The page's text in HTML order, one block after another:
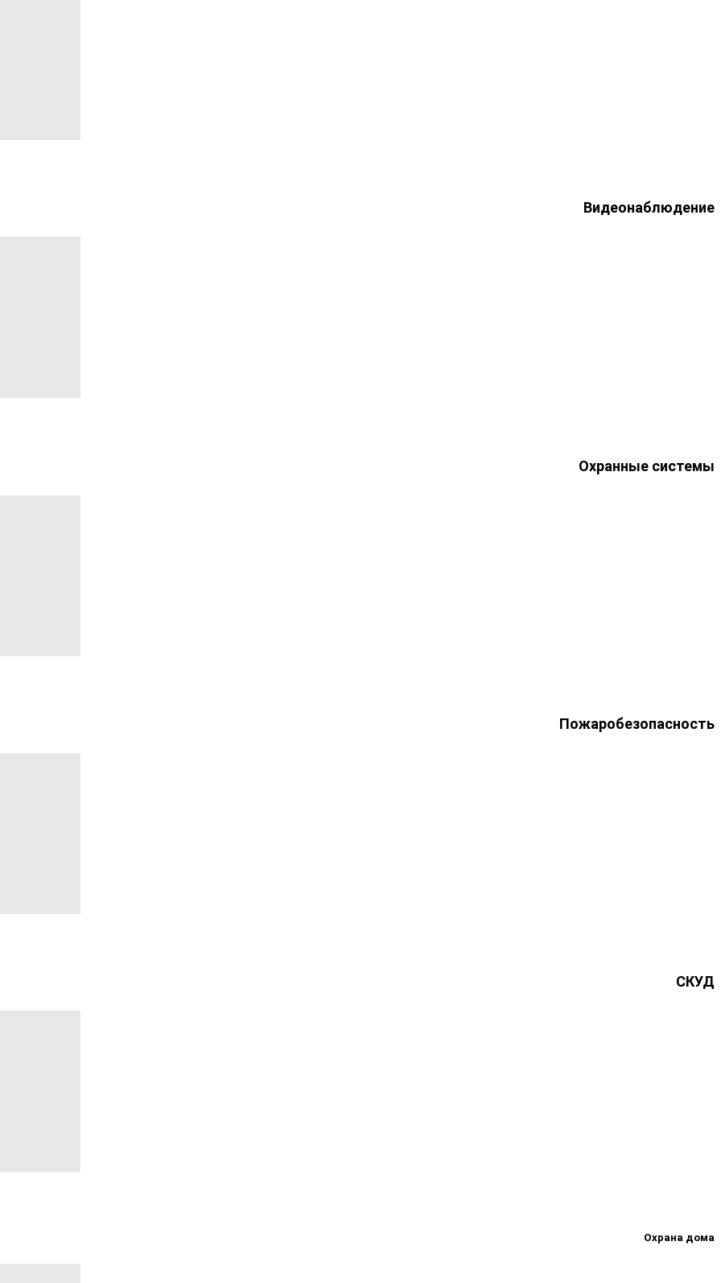
Видеонаблюдение
Охранные системы
Пожаробезопасность
СКУД
Охрана дома